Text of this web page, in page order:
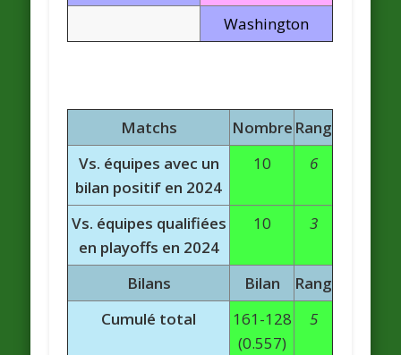
Washington
Matchs Nombre Rang
Vs. équipes avec un
bilan positif en 2024
10 6
Vs. équipes qualifiées
en playoffs en 2024
10 3
Bilans Bilan
Rang
Cumulé total
161-128
(0.557)
5